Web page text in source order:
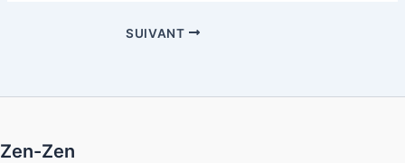
SUIVANT
Zen-Zen